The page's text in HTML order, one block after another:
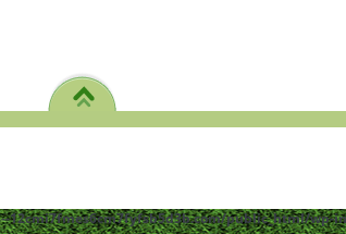
public_html/wp-